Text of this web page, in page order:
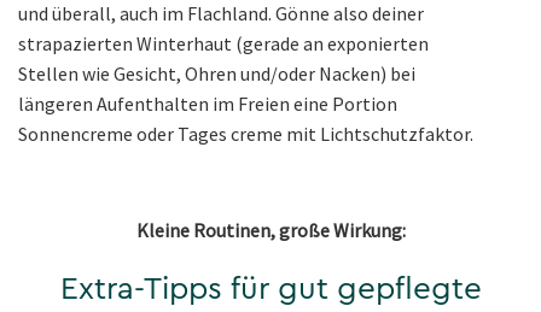
und überall, auch im Flachland. Gönne also deiner
strapazierten Winterhaut (gerade an exponierten
Stellen wie Gesicht, Ohren und/oder Nacken) bei
längeren Aufenthalten im Freien eine Portion
Sonnencreme oder Tages creme mit Lichtschutzfaktor.
Kleine Routinen, große Wirkung:
Extra-Tipps für gut gepflegte